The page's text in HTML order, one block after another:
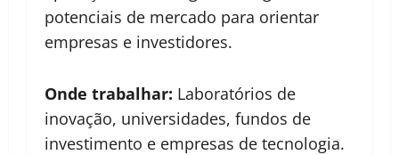
potenciais de mercado para orientar
empresas e investidores.
Onde trabalhar: Laboratórios de
inovação, universidades, fundos de
investimento e empresas de tecnologia.